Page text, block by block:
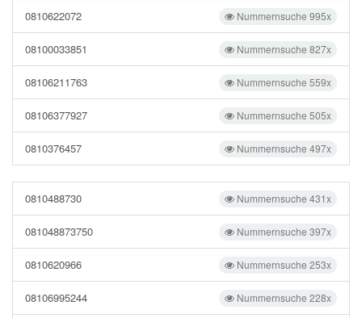
Nummernsuche 995x
0810622072
Nummernsuche 827x
08100033851
Nummernsuche 559x
08106211763
Nummernsuche 505x
08106377927
Nummernsuche 497x
0810376457
Nummernsuche 431x
0810488730
Nummernsuche 397x
081048873750
Nummernsuche 253x
0810620966
Nummernsuche 228x
08106995244